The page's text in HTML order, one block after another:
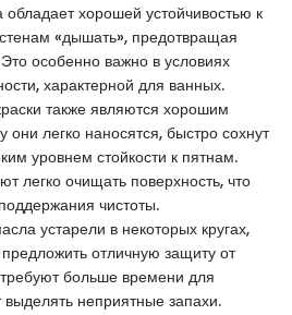
обладает хорошей устойчивостью к
«дышать», предотвращая
особенно важно в условиях
характерной для ванных.
также являются хорошим
они легко наносятся, быстро сохнут
уровнем стойкости к пятнам.
легко очищать поверхность, что
чистоты.
устарели в некоторых кругах,
отличную защиту от
больше времени для
неприятные запахи.